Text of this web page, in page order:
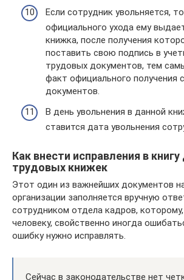
Если сотрудник увольняется,
официального ухода ему
книжка, после получения
поставить свою подпись в
трудовых документов, тем
факт официального получения
документов.
В день увольнения в данной
ставится дата увольнения
Как внести исправления в
трудовых книжек
Этот один из важнейших документов
организации заполняется вручную
сотрудником отдела кадров,
человеку, свойственно иногда
ошибку нужно исправлять.
Сейчас в законодательстве нет